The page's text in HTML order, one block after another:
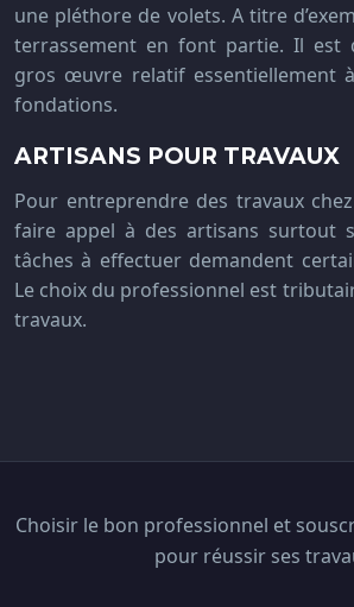
une pléthore de volets. A titre
terrassement en font partie. Il est
gros œuvre relatif essentiellement
fondations.
ARTISANS POUR TRAVAUX
Pour entreprendre des travaux
faire appel à des artisans surtout
tâches à effectuer demandent
Le choix du professionnel est
travaux.
Choisir le bon professionnel et
pour réussir ses